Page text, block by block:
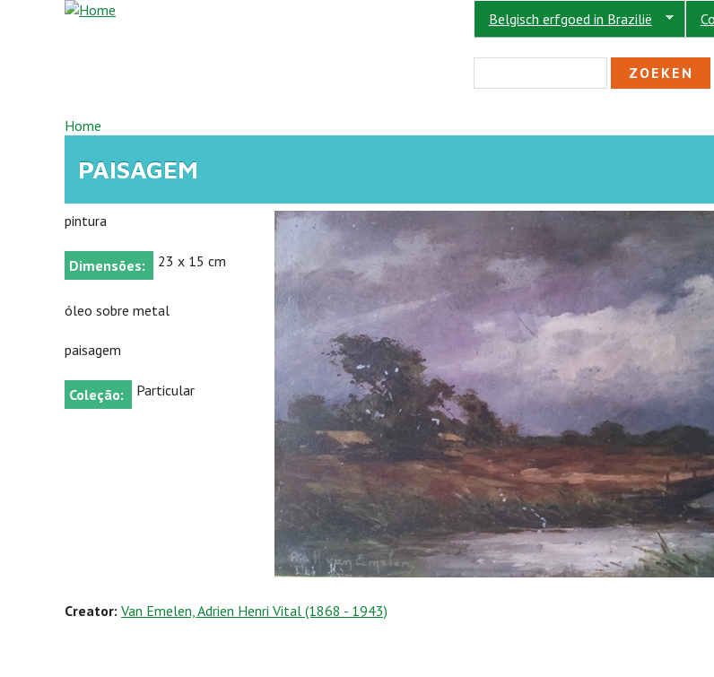
Overslaan en naar de inhoud gaan Belgisch erfgoed in Brazilië
ZOEKVELD
U BENT HIER
Home
PAISAGEM
pintura
Dimensões: 23 x 15 cm
óleo sobre metal
paisagem
Coleção: Particular
Creator: Van Emelen, Adrien Henri Vital (1868 - 1943)